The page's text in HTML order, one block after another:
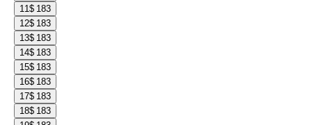
11$ 183
12$ 183
13$ 183
14$ 183
15$ 183
16$ 183
17$ 183
18$ 183